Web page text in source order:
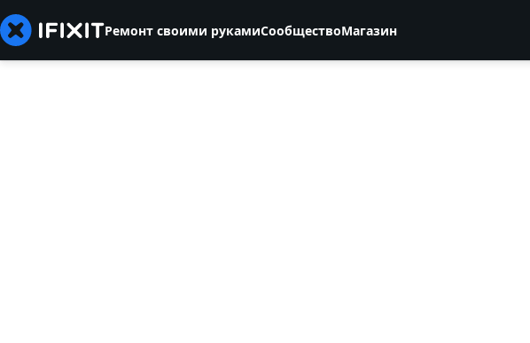
Ремонт своими рукамиСообществоМагазин